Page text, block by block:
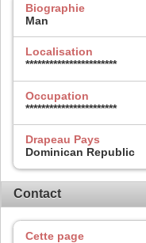
Biographie
Man
Localisation
***********************
Occupation
***********************
Drapeau Pays
Dominican Republic
Contact
Cette page